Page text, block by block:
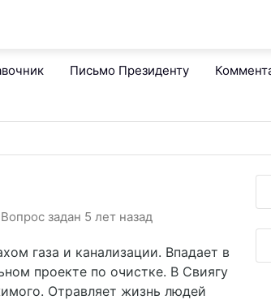
Письмо Президенту
Вопрос задан 5 лет назад
газа и канализации. Впадает в
проекте по очистке. В Свиягу
Отравляет жизнь людей